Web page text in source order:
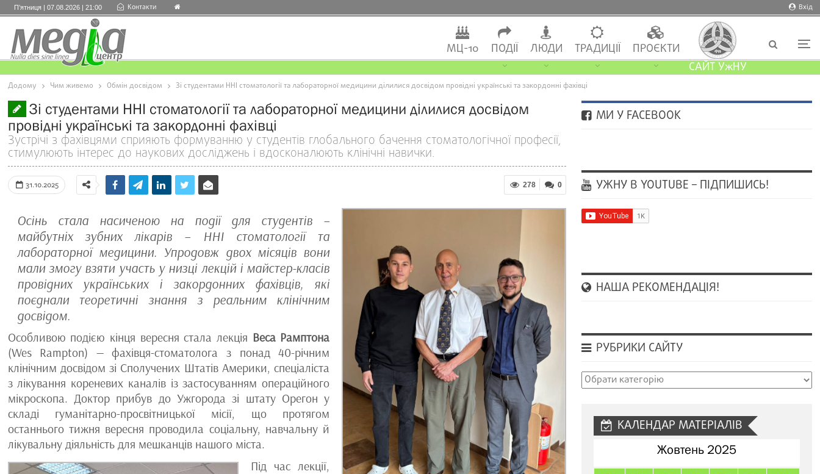
Вхід
П’ятниця | 07.08.2026 | 21:00 Контакти
МЦ-10 ПОДІЇ ЛЮДИ ТРАДИЦІЇ
ПРОЄКТИ
САЙТ УжНУ
Додому Чим живемо Обмін досвідом Зі студентами ННІ стоматології та лабораторної медицини ділилися досвідом провідні українські та закордонні фахівці
Зі студентами ННІ стоматології та лабораторної медицини ділилися досвідом
провідні українські та закордонні фахівці
Зустрічі з фахівцями сприяють формуванню у студентів глобального бачення стоматологічної професії,
стимулюють інтерес до наукових досліджень і вдосконалюють клінічні навички.
31.10.2025 0
278
Осінь стала насиченою на події для студентів –
майбутніх зубних лікарів – ННІ стоматології та
лабораторної медицини. Упродовж двох місяців вони
мали змогу взяти участь у низці лекцій і майстер-класів
провідних українських і закордонних фахівців, які
поєднали теоретичні знання з реальним клінічним
досвідом.
Особливою подією кінця вересня стала лекція Веса Рамптона
(Wes Rampton) — фахівця-стоматолога з понад 40-річним
клінічним досвідом зі Сполучених Штатів Америки, спеціаліста
з лікування кореневих каналів із застосуванням операційного
мікроскопа. Доктор прибув до Ужгорода зі штату Орегон у
складі гуманітарно-просвітницької місії, що протягом
останнього тижня вересня проводила соціальну, навчальну й
лікувальну діяльність для мешканців нашого міста.
Під час лекції,
МИ У FACEBOOK
УЖНУ В YOUTUBE – ПІДПИШИСЬ!
НАША РЕКОМЕНДАЦІЯ!
РУБРИКИ САЙТУ
Рубрики
КАЛЕНДАР МАТЕРІАЛІВ
Жовтень 2025